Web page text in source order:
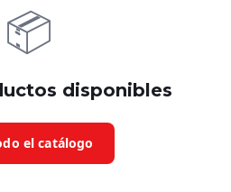
📦
disponibles
el catálogo